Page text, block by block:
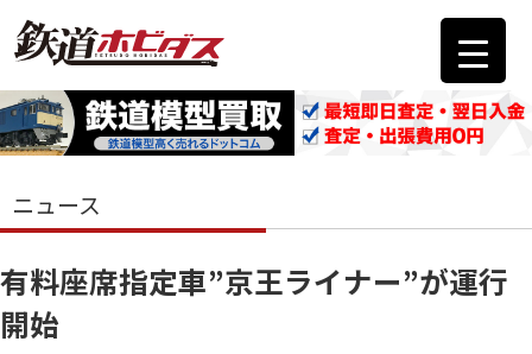
ニュース
有料座席指定車”京王ライナー”が運行
開始